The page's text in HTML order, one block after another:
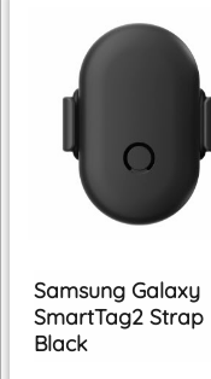
Samsung Galaxy
SmartTag2 Strap
Black